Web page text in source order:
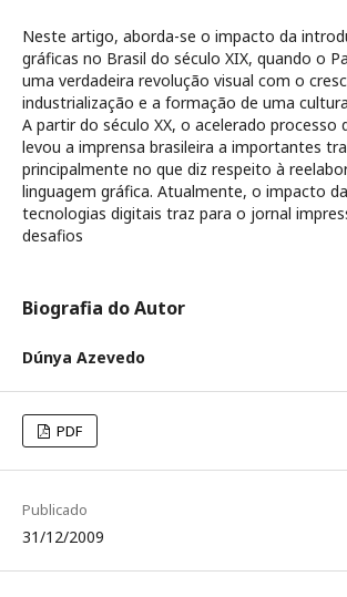
Neste artigo, aborda-se o impacto da
gráficas no Brasil do século XIX, quando o
uma verdadeira revolução visual com o
industrialização e a formação de uma
A partir do século XX, o acelerado processo
levou a imprensa brasileira a importantes
principalmente no que diz respeito à
linguagem gráfica. Atualmente, o impacto
tecnologias digitais traz para o jornal
desafios
Biografia do Autor
Dúnya Azevedo
PDF
Publicado
31/12/2009